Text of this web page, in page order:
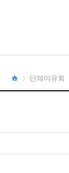
단체야유회